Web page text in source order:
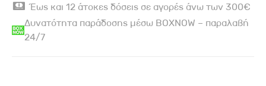
Έως και 12 άτοκες δόσεις σε αγορές άνω των 300€
Δυνατότητα παράδοσης μέσω BOXNOW – παραλαβή
24/7